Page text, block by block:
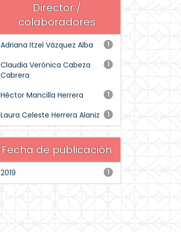
Director /
colaboradores
1
Adriana Itzel Vázquez Alba
1
Claudia Verónica Cabeza
Cabrera
1
Héctor Mancilla Herrera
1
Laura Celeste Herrera Alaniz
Fecha de publicación
1
2019